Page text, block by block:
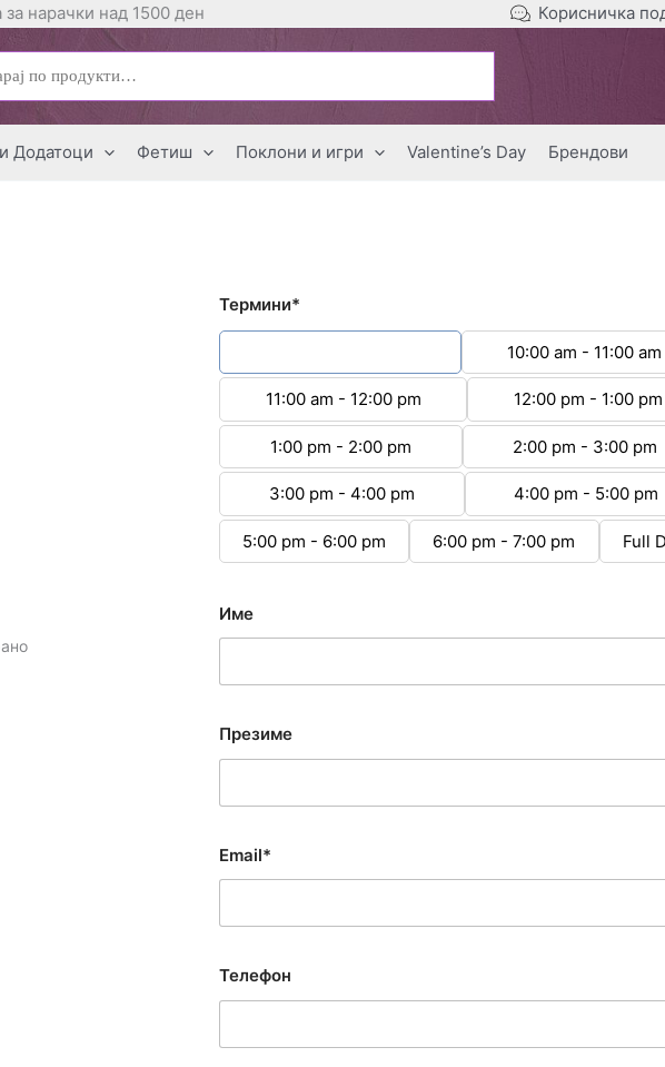
за нарачки над 1500 ден Корисничка
Додатоци Фетиш Поклони и игри Valentine’s Day Брендови
Термини*
10:00 am - 11:00 am
11:00 am - 12:00 pm 12:00 pm - 1:00 pm
1:00 pm - 2:00 pm 2:00 pm - 3:00 pm
3:00 pm - 4:00 pm 4:00 pm - 5:00 pm
5:00 pm - 6:00 pm 6:00 pm - 7:00 pm Full
Име
Презиме
Email*
Телефон